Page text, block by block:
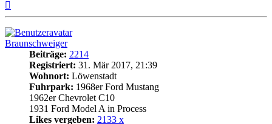
Braunschweiger
Beiträge: 2214
Registriert: 31. Mär 2017, 21:39
Wohnort: Löwenstadt
Fuhrpark: 1968er Ford Mustang
1962er Chevrolet C10
1931 Ford Model A in Process
Likes vergeben: 2133 x